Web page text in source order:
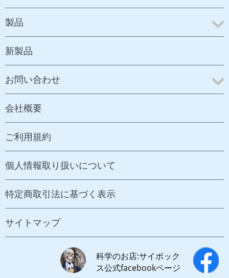
製品
新製品
お問い合わせ
会社概要
ご利用規約
個人情報取り扱いについて
特定商取引法に基づく表示
サイトマップ
科学のお店:サイボック
ス公式facebookページ